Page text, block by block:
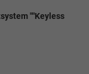
""Keyless